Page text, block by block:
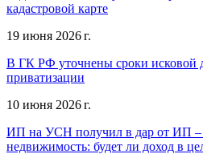
кадастровой карте
19 июня 2026 г.
В ГК РФ уточнены сроки исковой
приватизации
10 июня 2026 г.
ИП на УСН получил в дар от ИП –
недвижимость: будет ли доход в